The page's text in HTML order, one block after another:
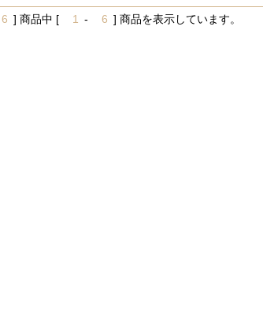
6 ] 商品中 [ 1 - 6 ] 商品を表示しています。